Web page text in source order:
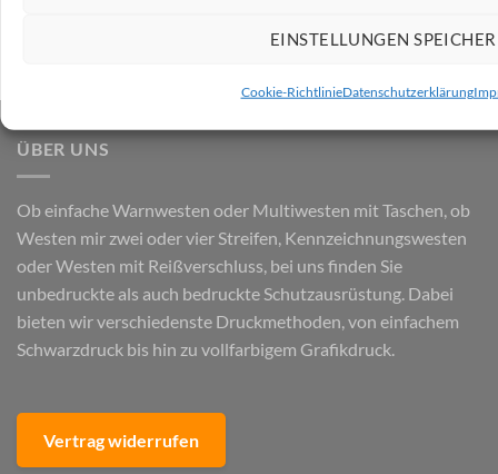
EINSTELLUNGEN
Cookie-RichtlinieDatenschutzerklärung
ÜBER UNS
Ob einfache Warnwesten oder Multiwesten mit Taschen, ob
Westen mir zwei oder vier Streifen, Kennzeichnungswesten
oder Westen mit Reißverschluss, bei uns finden Sie
unbedruckte als auch bedruckte Schutzausrüstung. Dabei
bieten wir verschiedenste Druckmethoden, von einfachem
Schwarzdruck bis hin zu vollfarbigem Grafikdruck.
Vertrag widerrufen